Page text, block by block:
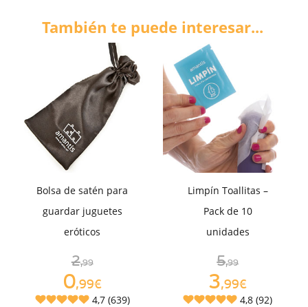
También te puede interesar...
Bolsa de satén para
guardar juguetes
eróticos
2,99
0,99€
4,7 (639)
Limpín Toallitas –
Pack de 10
unidades
5,99
3,99€
4,8 (92)